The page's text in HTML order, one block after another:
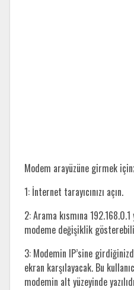
Modem arayüzüne girmek için;
1: İnternet tarayıcınızı açın.
2: Arama kısmına
modeme değişiklik
3: Modemin IP’sine
ekran karşılayacak. Bu
modemin alt yüzeyinde